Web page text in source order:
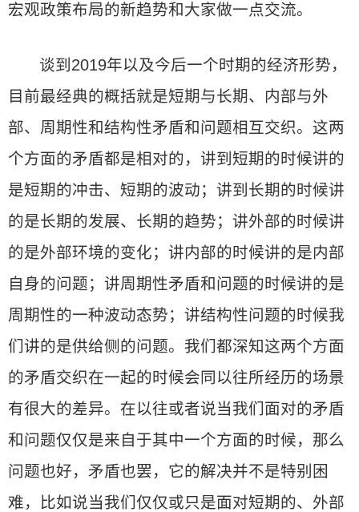
宏观政策布局的新趋势和大家做一点交流。
谈到2019年以及今后一个时期的经济形势，
目前最经典的概括就是短期与长期、内部与外
部、周期性和结构性矛盾和问题相互交织。这两
个方面的矛盾都是相对的，讲到短期的时候讲的
是短期的冲击、短期的波动；讲到长期的时候讲
的是长期的发展、长期的趋势；讲外部的时候讲
的是外部环境的变化；讲内部的时候讲的是内部
自身的问题；讲周期性矛盾和问题的时候讲的是
周期性的一种波动态势；讲结构性问题的时候我
们讲的是供给侧的问题。我们都深知这两个方面
的矛盾交织在一起的时候会同以往所经历的场景
有很大的差异。在以往或者说当我们面对的矛盾
和问题仅仅是来自于其中一个方面的时候，那么
问题也好，矛盾也罢，它的解决并不是特别困
难，比如说当我们仅仅或只是面对短期的、外部